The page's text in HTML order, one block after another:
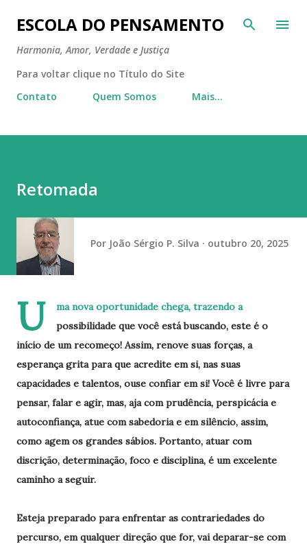
Pular para o conteúdo principal
ESCOLA DO PENSAMENTO
Harmonia, Amor, Verdade e Justiça
Para voltar clique no Título do Site
Contato
Quem Somos Mais…
Retomada
Por João Sérgio P. Silva outubro 20, 2025
U
ma nova oportunidade chega, trazendo a
possibilidade que você está buscando, este é o
início de um recomeço! Assim, renove suas forças, a
esperança grita para que acredite em si, nas suas
capacidades e talentos, ouse confiar em si! Você é livre para
pensar, falar e agir, mas, aja com prudência, perspicácia e
autoconfiança, atue com sabedoria e em silêncio, assim,
como agem os grandes sábios. Portanto, atuar com
discrição, determinação, foco e disciplina, é um excelente
caminho a seguir.
Esteja preparado para enfrentar as contrariedades do
percurso, em qualquer direção que for, vai deparar-se com